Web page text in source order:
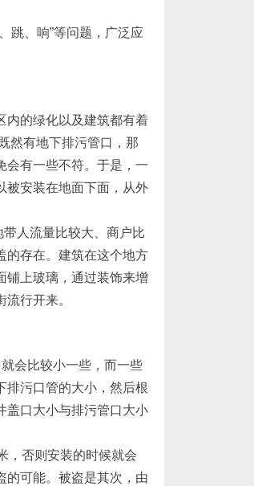
跳、响”等问题，广泛应
的绿化以及建筑都有着
然有地下排污管口，那
会有一些不符。于是，一
被安装在地面下面，从外
人流量比较大、商户比
的存在。建筑在这个地方
铺上玻璃，通过装饰来增
行开来。
会比较小一些，而一些
排污口管的大小，然后根
盖口大小与排污管口大小
，否则安装的时候就会
的可能。被盗是其次，由